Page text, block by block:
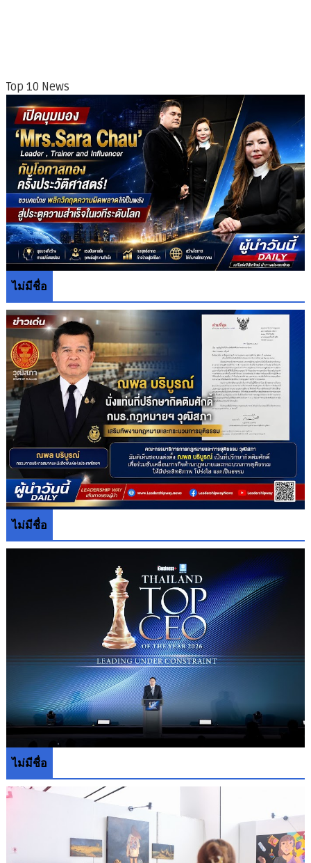
Top 10 News
ไม่มีชื่อ
ไม่มีชื่อ
ไม่มีชื่อ